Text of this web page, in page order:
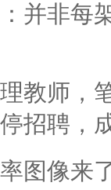
并非每
教师，
招聘，
图像来